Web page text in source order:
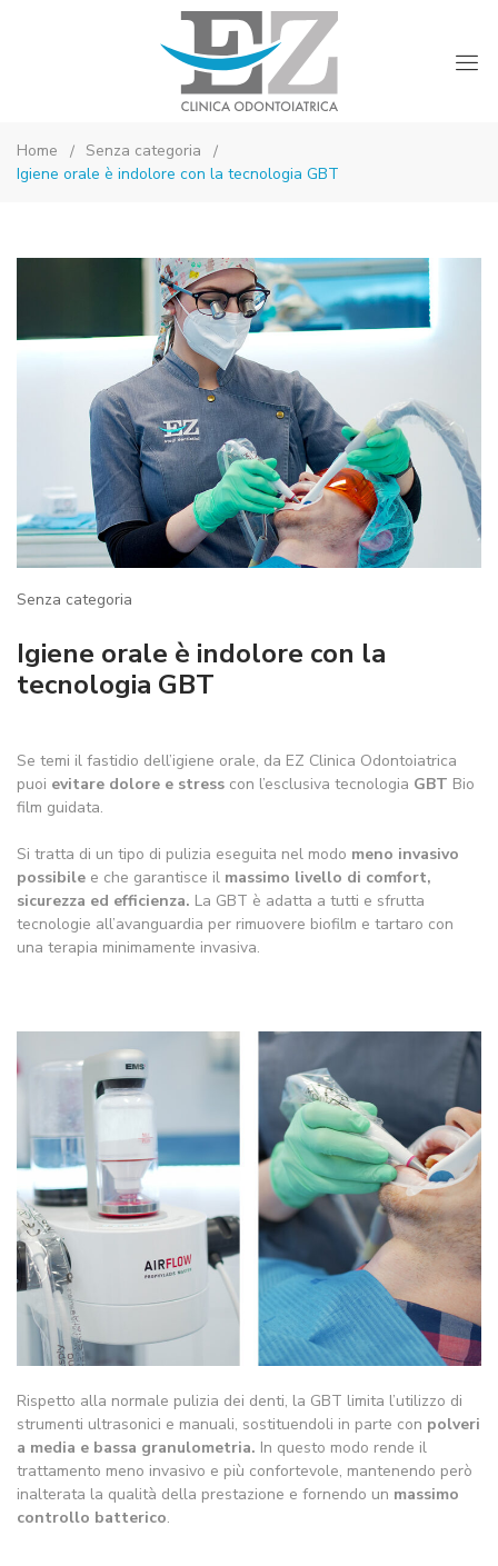
Dentistico
Dott.
Home
Senza categoria
Igiene orale è indolore con la tecnologia GBT
Senza categoria
Igiene orale è indolore con la
tecnologia GBT
Se temi il fastidio dell’igiene orale, da EZ Clinica Odontoiatrica
puoi evitare dolore e stress con l’esclusiva tecnologia GBT Bio
film guidata.
Si tratta di un tipo di pulizia eseguita nel modo meno invasivo
possibile e che garantisce il massimo livello di comfort,
sicurezza ed efficienza. La GBT è adatta a tutti e sfrutta
tecnologie all’avanguardia per rimuovere biofilm e tartaro con
una terapia minimamente invasiva.
Rispetto alla normale pulizia dei denti, la GBT limita l’utilizzo di
strumenti ultrasonici e manuali, sostituendoli in parte con polveri
a media e bassa granulometria. In questo modo rende il
trattamento meno invasivo e più confortevole, mantenendo però
inalterata la qualità della prestazione e fornendo un massimo
controllo batterico.